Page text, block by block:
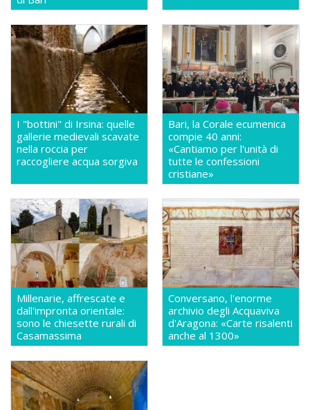
I "bottini" di Irsina: quelle
gallerie medievali scavate
nella roccia per
raccogliere acqua sorgiva
Bari, la Corale ecumenica
compie 40 anni:
«Cantiamo per l'unità di
tutte le confessioni
cristiane»
Millenarie, affrescate e
dall'impronta orientale:
sono le chiesette rurali di
Casamassima
Conversano, l'enorme
archivio degli Acquaviva
d'Aragona: «Carte risalenti
anche al 1300»